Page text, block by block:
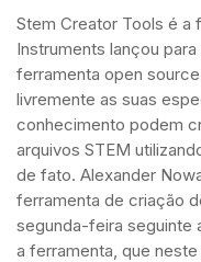
Stem Creator Tools é a
Instruments lançou
ferramenta open
livremente as suas
conhecimento podem
arquivos STEM
de fato. Alexander
ferramenta de criação
segunda-feira seguinte
a ferramenta, que